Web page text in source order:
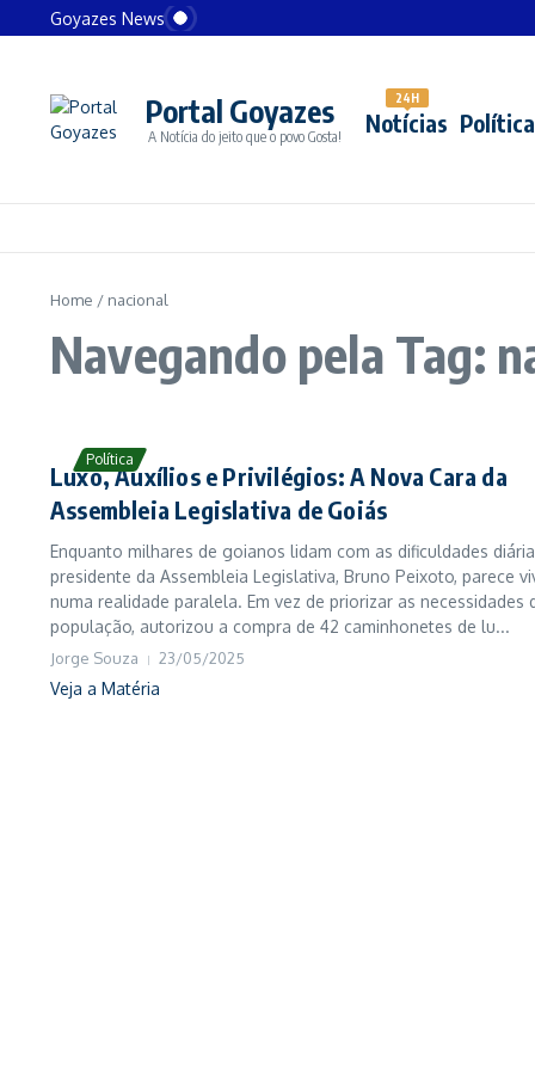
Ir para o conteúdo
Goyazes News
EUA detalham motivo de tarifa extra de 40%
Sapato de R$ 9,3 mil vira símbolo de confronto na
Portal Goyazes
A Notícia do jeito que o povo Gosta! Notícias
24H
Política
Home / nacional
Navegando pela Tag:
Política
Luxo, Auxílios e Privilégios: A Nova Cara da
Assembleia Legislativa de Goiás
Enquanto milhares de goianos lidam com as dificuldades
presidente da Assembleia Legislativa, Bruno Peixoto, parece
numa realidade paralela. Em vez de priorizar as necessidades
população, autorizou a compra de 42 caminhonetes de lu...
Jorge Souza 23/05/2025
Veja a Matéria